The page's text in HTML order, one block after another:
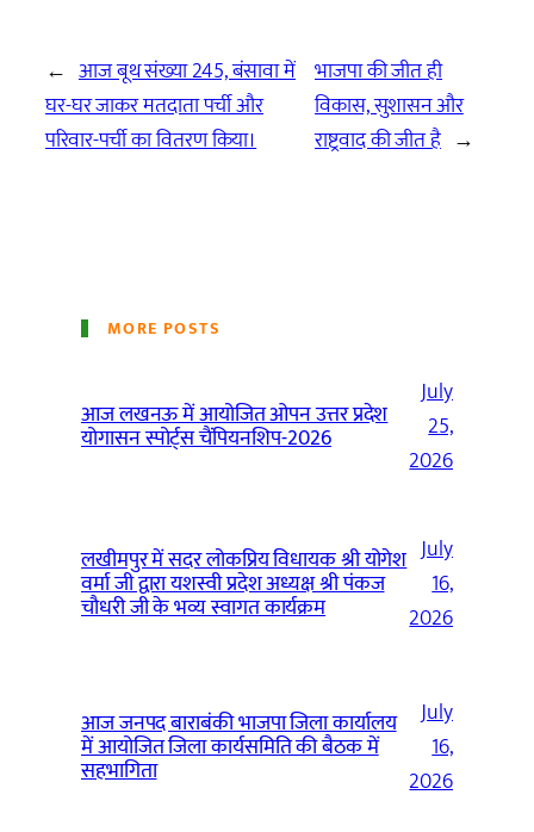
← आज बूथ संख्या 245, बंसावा में
घर-घर जाकर मतदाता पर्ची और
परिवार-पर्ची का वितरण किया।
भाजपा की जीत ही
विकास, सुशासन और
राष्ट्रवाद की जीत है →
MORE POSTS
आज लखनऊ में आयोजित ओपन उत्तर प्रदेश
योगासन स्पोर्ट्स चैंपियनशिप-2026
July
25,
2026
लखीमपुर में सदर लोकप्रिय विधायक श्री योगेश
वर्मा जी द्वारा यशस्वी प्रदेश अध्यक्ष श्री पंकज
चौधरी जी के भव्य स्वागत कार्यक्रम
July
16,
2026
आज जनपद बाराबंकी भाजपा जिला कार्यालय
में आयोजित जिला कार्यसमिति की बैठक में
सहभागिता
July
16,
2026